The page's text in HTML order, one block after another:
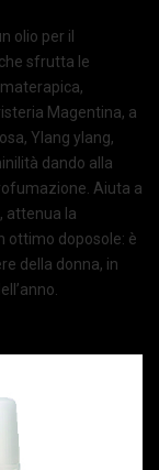
olio per il
sfrutta le
Magentina, a
Ylang ylang,
dando alla
Aiuta a
attenua la
ottimo doposole: è
della donna, in